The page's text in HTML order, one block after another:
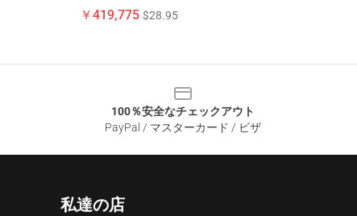
￥419,775 $28.95
100％安全なチェックアウト
PayPal / マスターカード / ビザ
私達の店